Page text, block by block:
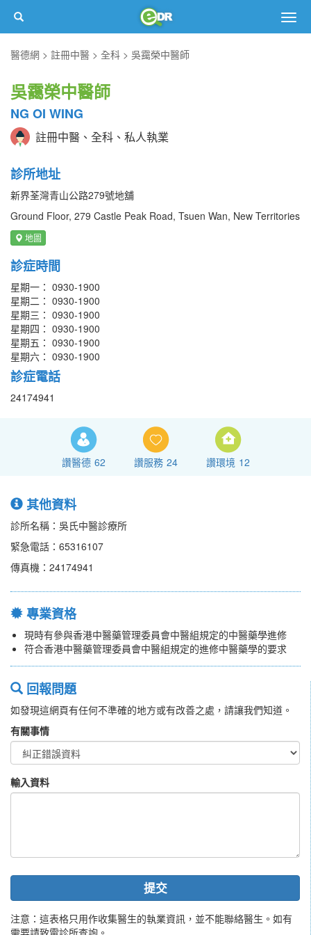
醫德網
註冊中醫 全科 吳靄榮中醫師
吳靄榮中醫師
NG OI WING
註冊中醫、全科、私人執業
診所地址
新界荃灣青山公路279號地舖
Ground Floor, 279 Castle Peak Road, Tsuen Wan, New Territories
地圖
診症時間
星期一： 0930-1900
星期二： 0930-1900
星期三： 0930-1900
星期四： 0930-1900
星期五： 0930-1900
星期六： 0930-1900
診症電話
24174941
讚醫德 62 讚服務 24 讚環境 12
其他資料
診所名稱：吳氏中醫診療所
緊急電話：65316107
傳真機：24174941
專業資格
現時有參與香港中醫藥管理委員會中醫組規定的中醫藥學進修
符合香港中醫藥管理委員會中醫組規定的進修中醫藥學的要求
回報問題
如發現這網頁有任何不準確的地方或有改善之處，請讓我們知道。
有關事情
輸入資料
提交
注意：這表格只用作收集醫生的執業資訊，並不能聯絡醫生。如有